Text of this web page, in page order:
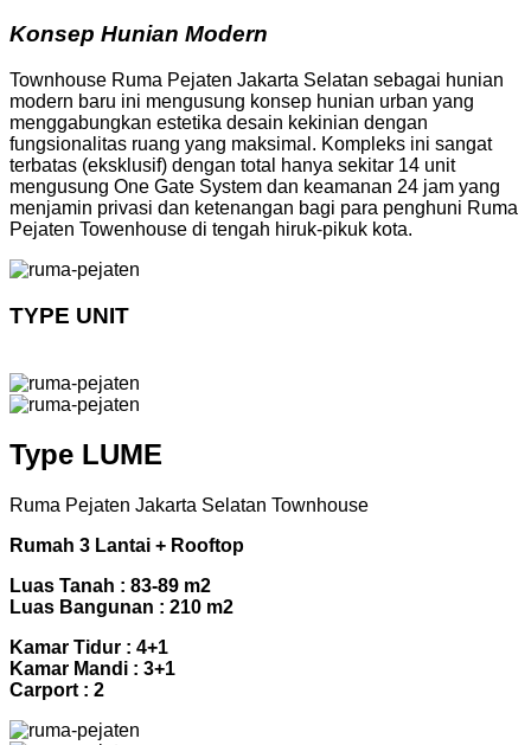
Konsep Hunian Modern
Townhouse Ruma Pejaten Jakarta Selatan sebagai hunian
modern baru ini mengusung konsep hunian urban yang
menggabungkan estetika desain kekinian dengan
fungsionalitas ruang yang maksimal. Kompleks ini sangat
terbatas (eksklusif) dengan total hanya sekitar 14 unit
mengusung One Gate System dan keamanan 24 jam yang
menjamin privasi dan ketenangan bagi para penghuni Ruma
Pejaten Towenhouse di tengah hiruk-pikuk kota.
TYPE UNIT
Type LUME
Ruma Pejaten Jakarta Selatan Townhouse
Rumah 3 Lantai + Rooftop
Luas Tanah : 83-89 m2
Luas Bangunan : 210 m2
Kamar Tidur : 4+1
Kamar Mandi : 3+1
Carport : 2